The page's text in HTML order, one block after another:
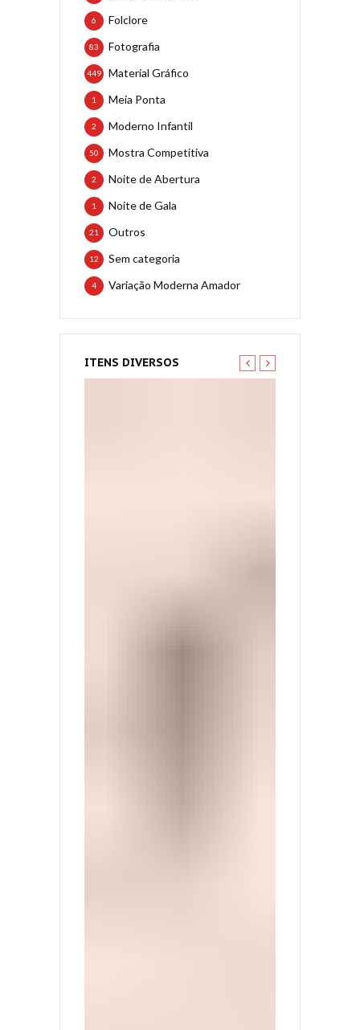
Folclore
6
Fotografia
83
Material Gráfico
449
Meia Ponta
1
Moderno Infantil
2
Mostra Competitiva
50
Noite de Abertura
2
Noite de Gala
1
Outros
21
Sem categoria
12
Variação Moderna Amador
4
ITENS DIVERSOS